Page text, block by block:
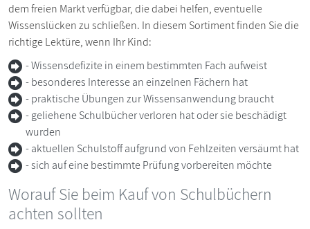
dem freien Markt verfügbar, die dabei helfen, eventuelle
Wissenslücken zu schließen. In diesem Sortiment finden Sie die
richtige Lektüre, wenn Ihr Kind:
- Wissensdefizite in einem bestimmten Fach aufweist
- besonderes Interesse an einzelnen Fächern hat
- praktische Übungen zur Wissensanwendung braucht
- geliehene Schulbücher verloren hat oder sie beschädigt
wurden
- aktuellen Schulstoff aufgrund von Fehlzeiten versäumt hat
- sich auf eine bestimmte Prüfung vorbereiten möchte
Worauf Sie beim Kauf von Schulbüchern
achten sollten